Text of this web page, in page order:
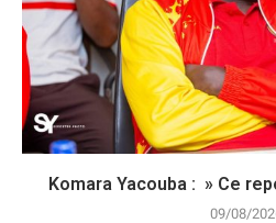
Komara Yacouba : » Ce
09/08/